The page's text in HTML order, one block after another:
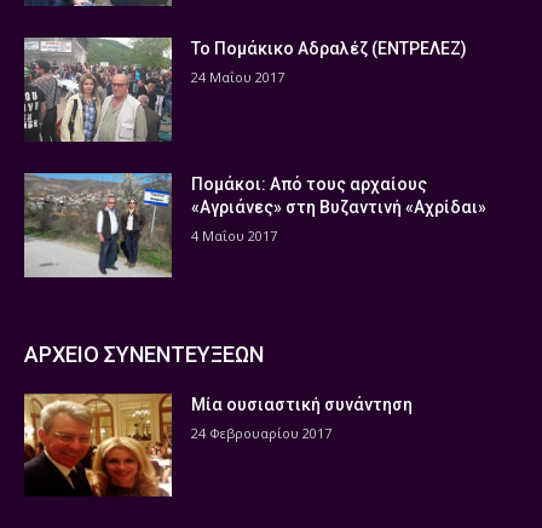
Το Πομάκικο Αδραλέζ (ΕΝΤΡΕΛΕΖ)
24 Μαΐου 2017
Πομάκοι: Από τους αρχαίους
«Αγριάνες» στη Βυζαντινή «Αχρίδαι»
4 Μαΐου 2017
ΑΡΧΕΙΟ ΣΥΝΕΝΤΕΥΞΕΩΝ
Μία ουσιαστική συνάντηση
24 Φεβρουαρίου 2017